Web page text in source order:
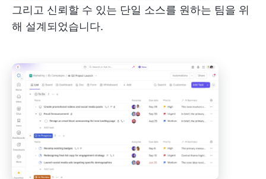
그리고 신뢰할 수 있는 단일 소스를 원하는 팀을 위
해 설계되었습니다.